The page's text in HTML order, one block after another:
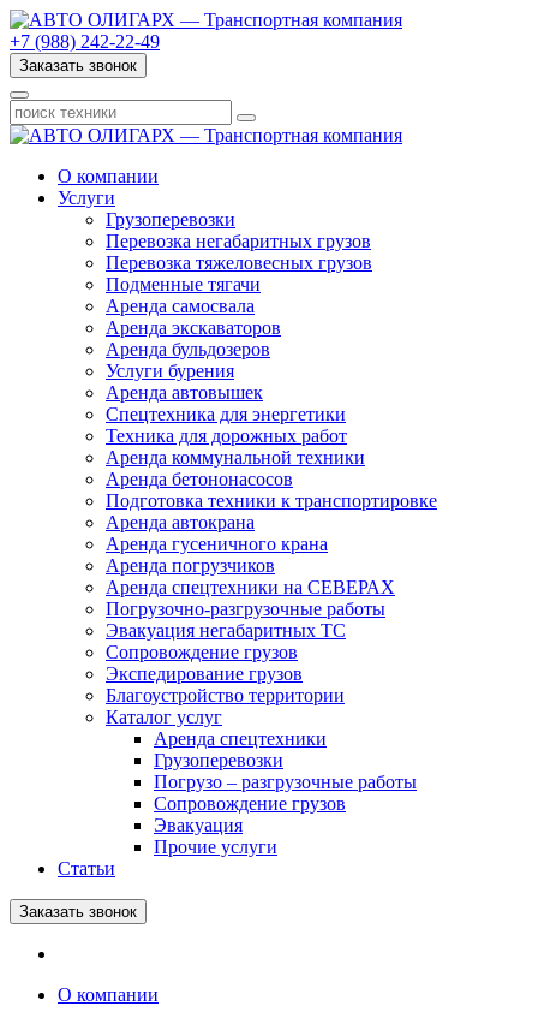
+7 (988) 242-22-49
Заказать звонок
О компании
Услуги
Грузоперевозки
Перевозка негабаритных грузов
Перевозка тяжеловесных грузов
Подменные тягачи
Аренда самосвала
Аренда экскаваторов
Аренда бульдозеров
Услуги бурения
Аренда автовышек
Спецтехника для энергетики
Техника для дорожных работ
Аренда коммунальной техники
Аренда бетононасосов
Подготовка техники к транспортировке
Аренда автокрана
Аренда гусеничного крана
Аренда погрузчиков
Аренда спецтехники на СЕВЕРАХ
Погрузочно-разгрузочные работы
Эвакуация негабаритных ТС
Сопровождение грузов
Экспедирование грузов
Благоустройство территории
Каталог услуг
Аренда спецтехники
Грузоперевозки
Погрузо – разгрузочные работы
Сопровождение грузов
Эвакуация
Прочие услуги
Статьи
Заказать звонок
О компании